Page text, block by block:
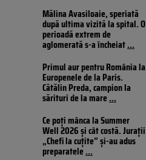
Mălina Avasiloaie, speriată
după ultima vizită la spital. O
perioadă extrem de
aglomerată s-a încheiat...
Primul aur pentru România la
Europenele de la Paris.
Cătălin Preda, campion la
sărituri de la mare...
Ce poți mânca la Summer
Well 2026 și cât costă. Jurații
„Chefi la cuțite” și-au adus
preparatele...